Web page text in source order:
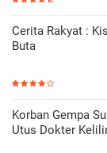
Cerita Rakyat :
Buta
Korban Gempa
Utus Dokter